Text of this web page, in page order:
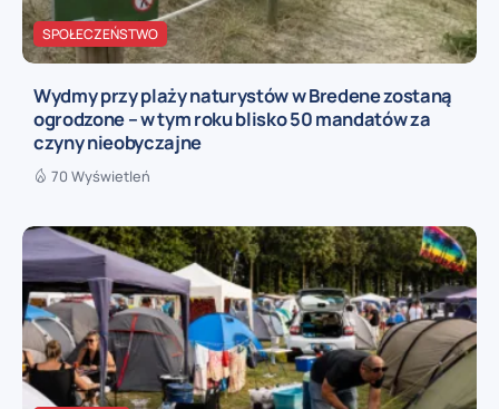
SPOŁECZEŃSTWO
Wydmy przy plaży naturystów w Bredene zostaną
ogrodzone – w tym roku blisko 50 mandatów za
czyny nieobyczajne
70 Wyświetleń